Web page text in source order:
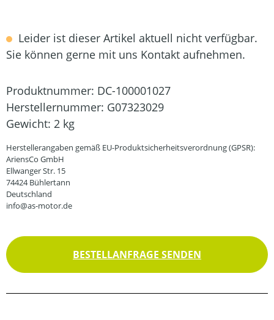
Leider ist dieser Artikel aktuell nicht verfügbar.
Sie können gerne mit uns Kontakt aufnehmen.
Produktnummer: DC-100001027
Herstellernummer: G07323029
Gewicht: 2 kg
Herstellerangaben gemäß EU-Produktsicherheitsverordnung (GPSR):
AriensCo GmbH
Ellwanger Str. 15
74424 Bühlertann
Deutschland
info@as-motor.de
BESTELLANFRAGE SENDEN